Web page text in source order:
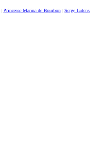
Princesse Marina de Bourbon Serge Lutens